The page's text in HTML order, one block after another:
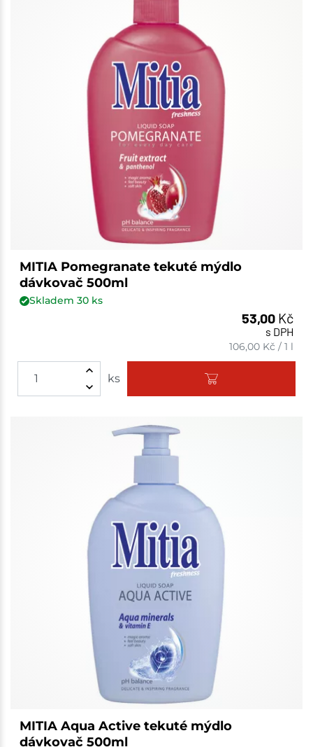
MITIA Pomegranate tekuté mýdlo
dávkovač 500ml
Skladem 30ks
53,00 Kč
s DPH
106,00 Kč /1 l
ks
MITIA Aqua Active tekuté mýdlo
dávkovač 500ml